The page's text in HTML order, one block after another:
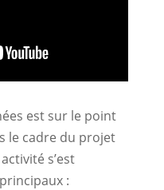
est sur le point
le cadre du projet
s’est
: